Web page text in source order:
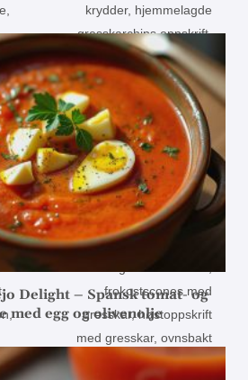
Delight – Spansk tomat- og
med egg og olivenolje